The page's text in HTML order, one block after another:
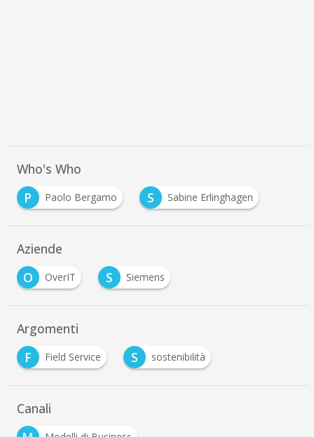
Who's Who
P
Paolo Bergamo S Sabine Erlinghagen
Aziende
O
OverIT S Siemens
Argomenti
F
Field Service S sostenibilità
Canali